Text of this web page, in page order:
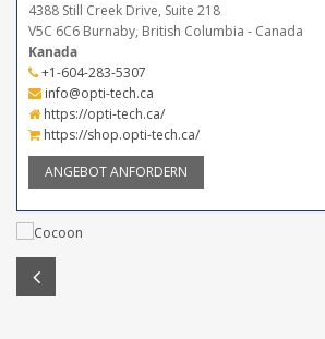
4388 Still Creek Drive, Suite 218
V5C 6C6 Burnaby, British Columbia - Canada
Kanada
+1-604-283-5307
info@opti-tech.ca
https://opti-tech.ca/
https://shop.opti-tech.ca/
ANGEBOT ANFORDERN